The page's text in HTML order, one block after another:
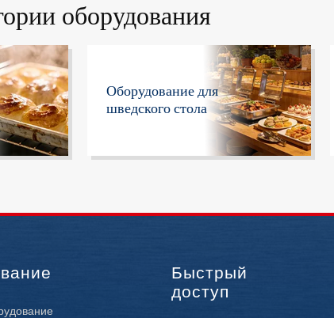
оборудования
Оборудование для
шведского стола
Быстрый
доступ